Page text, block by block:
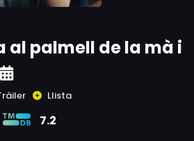
al palmell de la mà i
Llista
7.2